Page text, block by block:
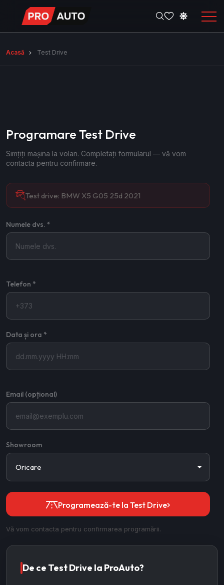
Acasă Test Drive
Programare Test Drive
Simțiți mașina la volan. Completați formularul — vă vom
contacta pentru confirmare.
Test drive: BMW X5 G05 25d 2021
Numele dvs. *
Telefon *
Data și ora *
Email (opțional)
Showroom
Programează-te la Test Drive
Vă vom contacta pentru confirmarea programării.
De ce Test Drive la ProAuto?